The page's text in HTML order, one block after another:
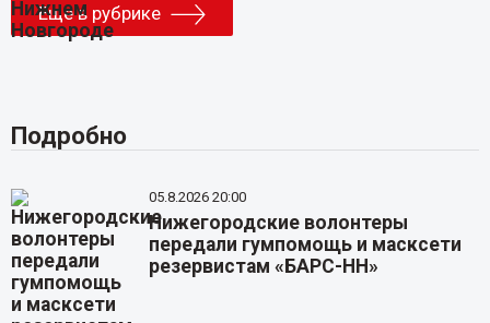
Еще в рубрике
Подробно
05.8.2026 20:00
Нижегородские волонтеры
передали гумпомощь и масксети
резервистам «БАРС-НН»